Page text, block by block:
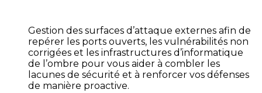
Gestion des surfaces d’attaque externes afin de
repérer les ports ouverts, les vulnérabilités non
corrigées et les infrastructures d’informatique
de l’ombre pour vous aider à combler les
lacunes de sécurité et à renforcer vos défenses
de manière proactive.